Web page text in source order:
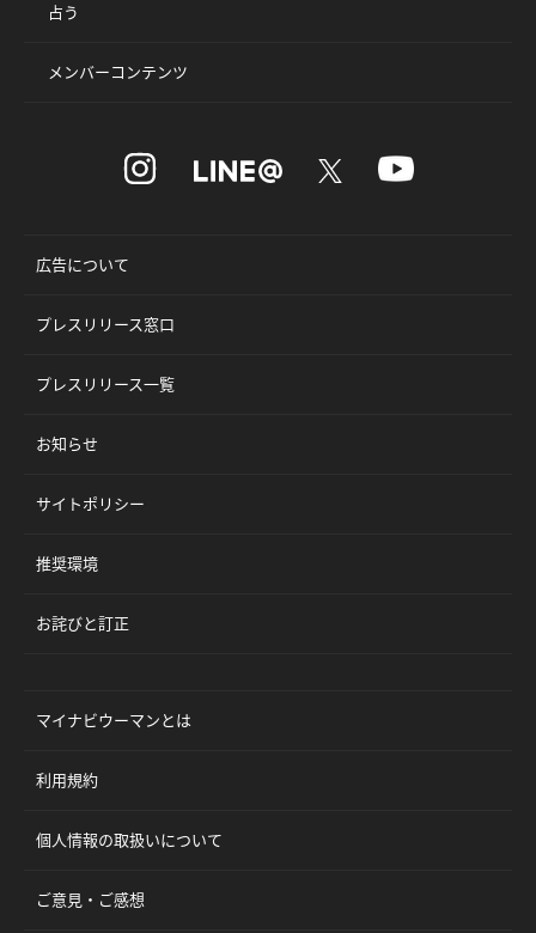
占う
メンバーコンテンツ
広告について
プレスリリース窓口
プレスリリース一覧
お知らせ
サイトポリシー
推奨環境
お詫びと訂正
マイナビウーマンとは
利用規約
個人情報の取扱いについて
ご意見・ご感想